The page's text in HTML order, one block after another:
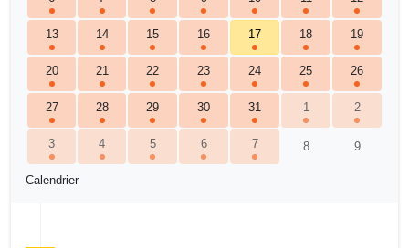
Calendrier
13 14 15 16 17 18 19
20 21 22 23 24 25 26
27 28 29 30 31 1 2
3 4 5 6 7 8 9